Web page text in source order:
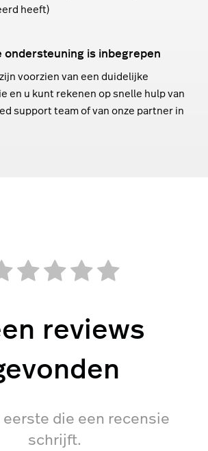
heeft)
ondersteuning is inbegrepen
voorzien van een duidelijke
en u kunt rekenen op snelle hulp van
support team of van onze partner in
reviews
eerste die een recensie
schrijft.